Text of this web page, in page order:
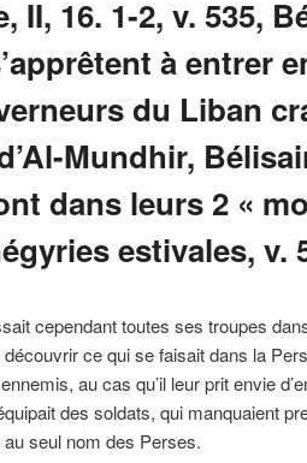
II, 16. 1-2, v. 535,
à entrer
du Liban
Mundhir,
dans leurs 2 «
estivales, v.
cependant toutes ses troupes
ce qui se faisait dans la
au cas qu’il leur prit envie
des soldats, qui manquaient
seul nom des Perses.